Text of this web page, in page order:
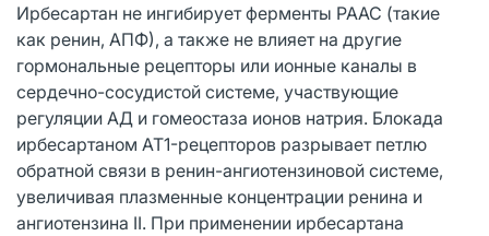
Ирбесартан не ингибирует ферменты РААС (такие
как ренин, АПФ), а также не влияет на другие
гормональные рецепторы или ионные каналы в
сердечно-сосудистой системе, участвующие
регуляции АД и гомеостаза ионов натрия. Блокада
ирбесартаном AT1-рецепторов разрывает петлю
обратной связи в ренин-ангиотензиновой системе,
увеличивая плазменные концентрации ренина и
ангиотензина II. При применении ирбесартана